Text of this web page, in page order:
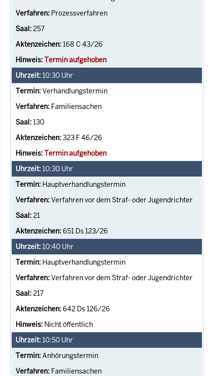
Prozessverfahren
257
168 C 43/26
Termin aufgehoben
10:30 Uhr
Verhandlungstermin
Familiensachen
130
323 F 46/26
Termin aufgehoben
10:30 Uhr
Hauptverhandlungstermin
Verfahren vor dem Straf- oder Jugendrichter
21
651 Ds 123/26
10:40 Uhr
Hauptverhandlungstermin
Verfahren vor dem Straf- oder Jugendrichter
217
642 Ds 126/26
Nicht öffentlich
10:50 Uhr
Anhörungstermin
Familiensachen